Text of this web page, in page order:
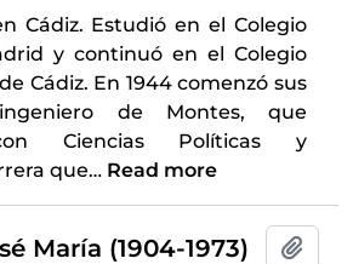
Cádiz. Estudió en el Colegio
y continuó en el Colegio
Cádiz. En 1944 comenzó sus
de Montes, que
Ciencias Políticas y
que… Read more
María (1904-1973)